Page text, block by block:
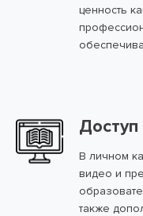
ценность
В личном
видео и
также